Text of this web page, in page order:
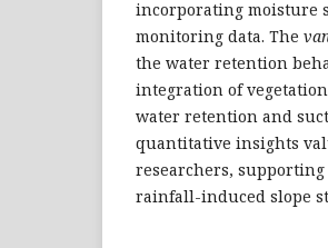
incorporating moisture
monitoring data. The
the water retention
integration of
water retention and
quantitative insights
researchers,
rainfall-induced slope